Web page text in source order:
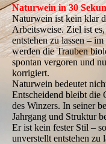
Naturwein in 30
Naturwein ist kein klar
Arbeitsweise. Ziel ist
entstehen zu lassen –
werden die Trauben
spontan vergoren und
korrigiert.
Naturwein bedeutet
Entscheidend bleibt die
des Winzers. In seiner
Jahrgang und Struktur
Er ist kein fester Stil –
unverstellt entstehen zu